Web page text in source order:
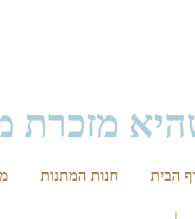
מזכרת
הבית חנות המתנות